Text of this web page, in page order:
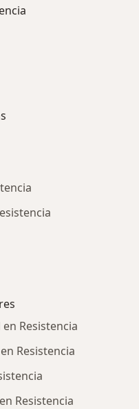
Resistencia
Resistencia
Resistencia